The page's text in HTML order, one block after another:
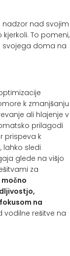
nad svojim
To pomeni,
svojega doma na
k zmanjšanju
ali hlajenje v
prilagodi
prispeva k
lahko sledi
glede na višjo
za
na
vodilne rešitve na